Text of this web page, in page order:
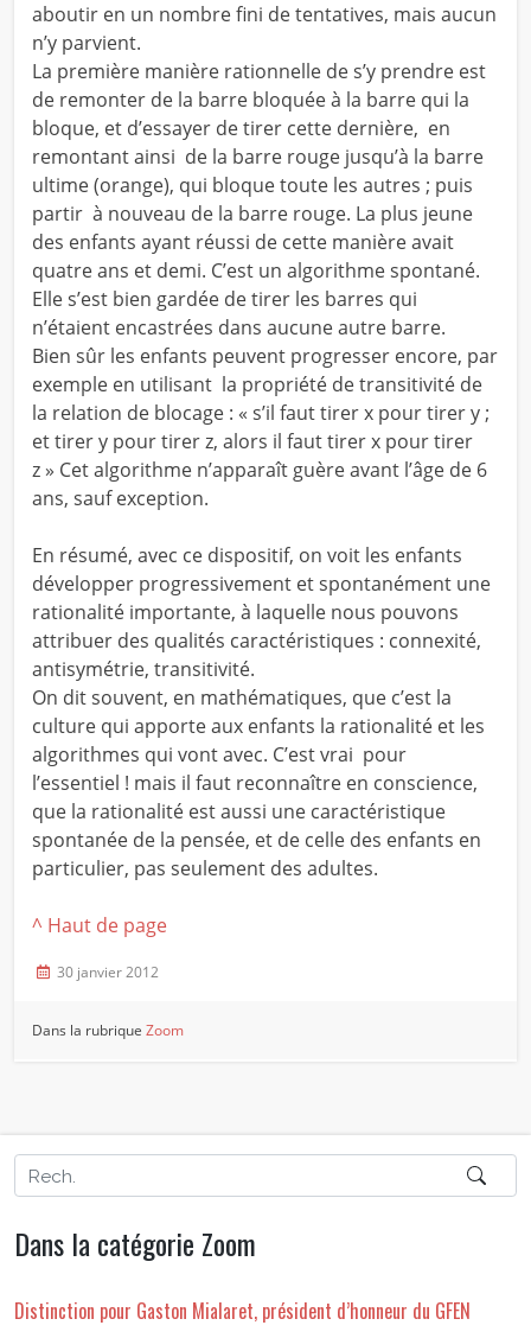
aboutir en un nombre fini de tentatives, mais aucun
n’y parvient.
La première manière rationnelle de s’y prendre est
de remonter de la barre bloquée à la barre qui la
bloque, et d’essayer de tirer cette dernière, en
remontant ainsi de la barre rouge jusqu’à la barre
ultime (orange), qui bloque toute les autres ; puis
partir à nouveau de la barre rouge. La plus jeune
des enfants ayant réussi de cette manière avait
quatre ans et demi. C’est un algorithme spontané.
Elle s’est bien gardée de tirer les barres qui
n’étaient encastrées dans aucune autre barre.
Bien sûr les enfants peuvent progresser encore, par
exemple en utilisant la propriété de transitivité de
la relation de blocage : « s’il faut tirer x pour tirer y ;
et tirer y pour tirer z, alors il faut tirer x pour tirer
z » Cet algorithme n’apparaît guère avant l’âge de 6
ans, sauf exception.
En résumé, avec ce dispositif, on voit les enfants
développer progressivement et spontanément une
rationalité importante, à laquelle nous pouvons
attribuer des qualités caractéristiques : connexité,
antisymétrie, transitivité.
On dit souvent, en mathématiques, que c’est la
culture qui apporte aux enfants la rationalité et les
algorithmes qui vont avec. C’est vrai pour
l’essentiel ! mais il faut reconnaître en conscience,
que la rationalité est aussi une caractéristique
spontanée de la pensée, et de celle des enfants en
particulier, pas seulement des adultes.
^ Haut de page
30 janvier 2012
Dans la rubriqueZoom
Dans la catégorie Zoom
Distinction pour Gaston Mialaret, président d’honneur du GFEN